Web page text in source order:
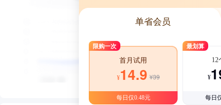
单省会员
限购一次
首月试用
¥14.9 ¥39
每日仅0.48元
最划算
12
¥
每日